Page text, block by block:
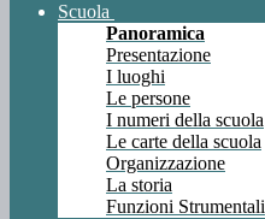
Scuola
Panoramica
Presentazione
I luoghi
Le persone
I numeri della scuola
Le carte della scuola
Organizzazione
La storia
Funzioni Strumentali